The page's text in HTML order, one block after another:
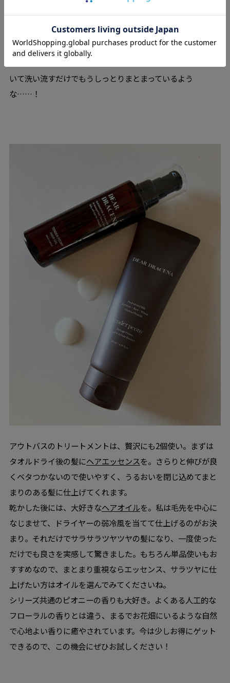
シャンプーは、とにかく泡立ちと泡切れが抜群。しっとりと
した泡でうるおいを守りながら、汚れをすっきり洗い上げて
くれます。その後に使うヘアマスクは、みずみずしいクリー
いて洗い流すだけでもうしっとりまとまっているよう
な……！
アウトバスのトリートメントは、贅沢にも2個使い。まずは
タオルドライ後の髪にヘアエッセンスを。さらりと伸びが良
くベタつかないので使いやすく、うるおいを閉じ込めてまと
まりのある髪に仕上げてくれます。
乾かした後には、大好きなヘアオイルを。私は毛先を中心に
なじませて、ドライヤーの弱冷風を当てて仕上げるのがお決
まり。それだけでサラサラツヤツヤの髪になり、一度使った
だけでも良さを実感して驚きました。もちろん単品使いもお
すすめなので、まとまり重視ならエッセンス、サラツヤに仕
上げたい方はオイルを選んでみてくださいね。
シリーズ共通のピオニーの香りも大好き。よくある人工的な
フローラルの香りとは違う、まるでお花畑にいるような自然
で心地よい香りに癒やされています。今は少しお得にゲット
できるので、この機会にぜひお試しください！